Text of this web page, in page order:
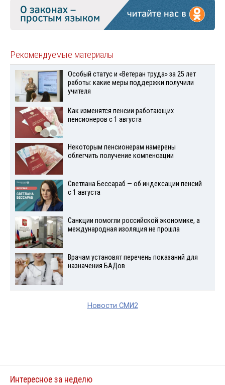
Рекомендуемые материалы
Особый статус и «Ветеран труда» за 25 лет
работы: какие меры поддержки получили
учителя
Как изменятся пенсии работающих
пенсионеров с 1 августа
Некоторым пенсионерам намерены
облегчить получение компенсации
Светлана Бессараб — об индексации пенсий
с 1 августа
Санкции помогли российской экономике, а
международная изоляция не прошла
Врачам установят перечень показаний для
назначения БАДов
Новости СМИ2
Интересное за неделю